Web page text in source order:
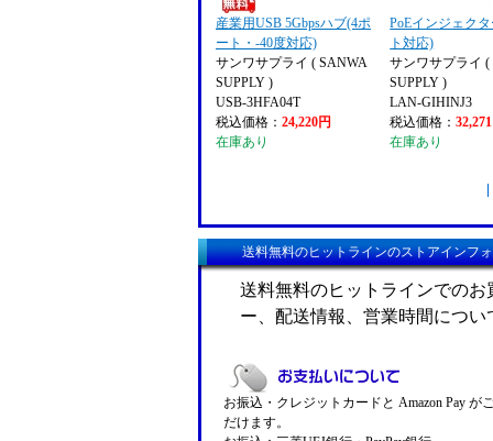
産業用USB 5Gbpsハブ(4ポ
ート・-40度対応)
サンワサプライ ( SANWA
SUPPLY )
USB-3HFA04T
税込価格： 24,220円
在庫あり
PoEインジェク
ト対応)
サンワサプライ (
SUPPLY )
LAN-GIHINJ3
税込価格：
在庫あり
送料無料のヒットラインのストアインフ
送料無料のヒットラインでの
ー、配送情報、営業時間につ
お振込・クレジットカードと Amazon Pay が
だけます。